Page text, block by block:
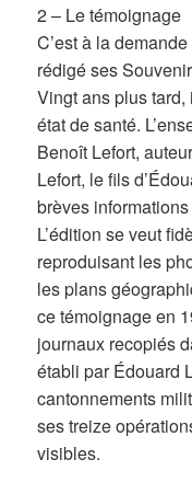
2 – Le témoignage
C’est à la
rédigé ses
Vingt ans plus
état de santé.
Benoît Lefort,
Lefort, le fils
brèves
L’édition se veut
reproduisant les
les plans
ce témoignage en
journaux recopiés
établi par Édouard
cantonnements
ses treize
visibles.